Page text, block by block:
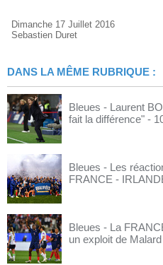
Dimanche 17 Juillet 2016
Sebastien Duret
DANS LA MÊME RUBRIQUE :
Bleues - Laurent
fait la différence" -
Bleues - Les
FRANCE -
Bleues - La
un exploit de Malard